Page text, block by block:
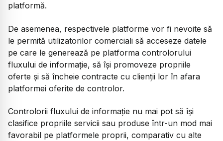
platformă.
De asemenea, respectivele platforme vor fi nevoite să
le permită utilizatorilor comerciali să acceseze datele
pe care le generează pe platforma controlorului
fluxului de informaţie, să îşi promoveze propriile
oferte şi să încheie contracte cu clienţii lor în afara
platformei oferite de controlor.
Controlorii fluxului de informaţie nu mai pot să îşi
clasifice propriile servicii sau produse într-un mod mai
favorabil pe platformele proprii, comparativ cu alte